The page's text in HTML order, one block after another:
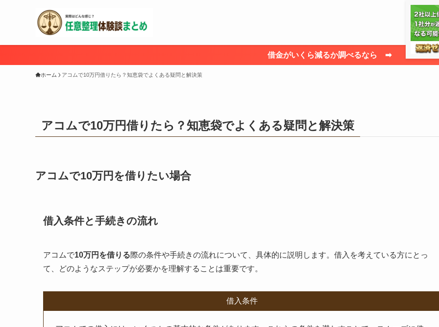
借金がいくら減るか調べるなら ➡
ホーム アコムで10万円借りたら？知恵袋でよくある疑問と解決策
アコムで10万円借りたら？知恵袋でよくある疑問と解決策
アコムで10万円を借りたい場合
借入条件と手続きの流れ
アコムで10万円を借りる際の条件や手続きの流れについて、具体的に説明します。借入を考えている方にとっ
て、どのようなステップが必要かを理解することは重要です。
借入条件